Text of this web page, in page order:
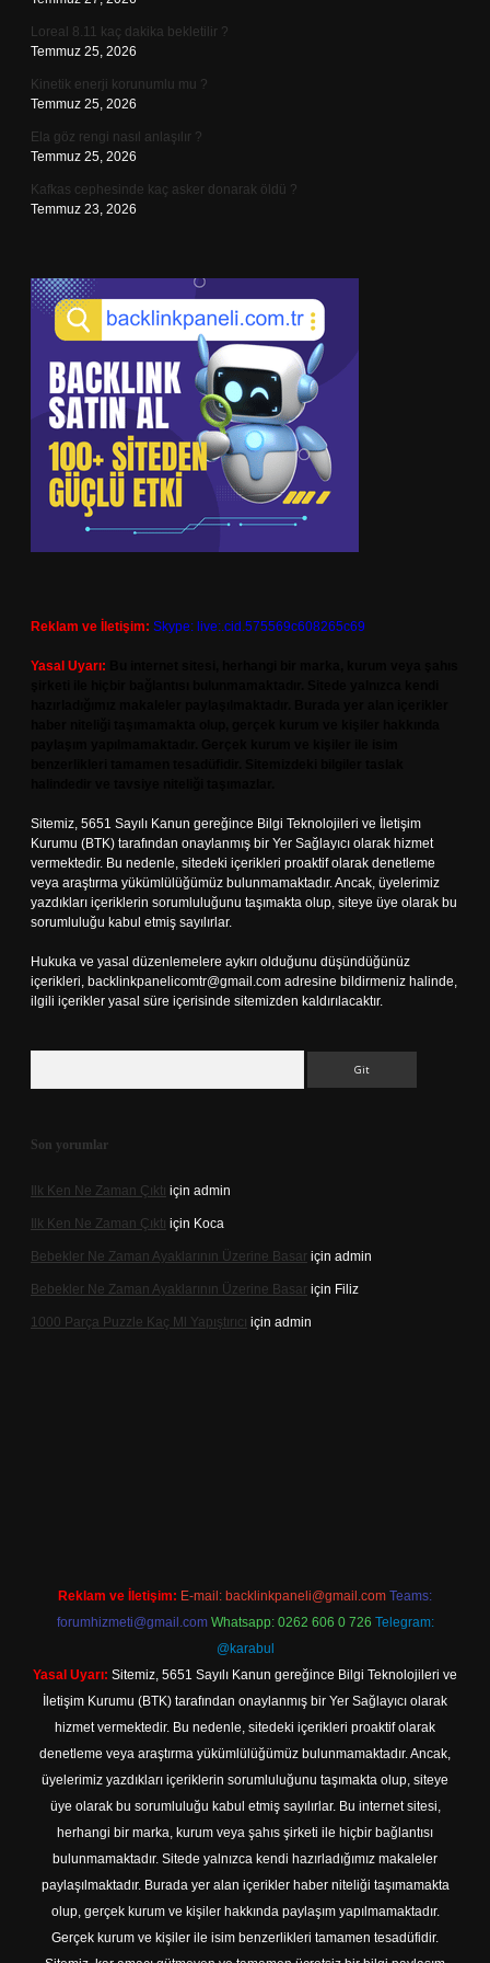
Loreal 8.11 kaç dakika bekletilir ?
Temmuz 25, 2026
Kinetik enerji korunumlu mu ?
Temmuz 25, 2026
Ela göz rengi nasıl anlaşılır ?
Temmuz 25, 2026
Kafkas cephesinde kaç asker donarak öldü ?
Temmuz 23, 2026
Reklam ve İletişim: Skype: live:.cid.575569c608265c69
Yasal Uyarı:
Sitemiz, 5651 Sayılı Kanun gereğince Bilgi Teknolojileri ve İletişim
Kurumu (BTK) tarafından onaylanmış bir Yer Sağlayıcı olarak hizmet
vermektedir. Bu nedenle, sitedeki içerikleri proaktif olarak denetleme
veya araştırma yükümlülüğümüz bulunmamaktadır. Ancak, üyelerimiz
yazdıkları içeriklerin sorumluluğunu taşımakta olup, siteye üye olarak bu
sorumluluğu kabul etmiş sayılırlar.
Hukuka ve yasal düzenlemelere aykırı olduğunu düşündüğünüz
içerikleri, backlinkpanelicomtr@gmail.com adresine bildirmeniz halinde,
ilgili içerikler yasal süre içerisinde sitemizden kaldırılacaktır.
Son yorumlar
Ilk Ken Ne Zaman Çıktı için admin
Ilk Ken Ne Zaman Çıktı için Koca
Bebekler Ne Zaman Ayaklarının Üzerine Basar için admin
Bebekler Ne Zaman Ayaklarının Üzerine Basar için Filiz
1000 Parça Puzzle Kaç Ml Yapıştırıcı için admin
Reklam ve İletişim: E-mail: backlinkpaneli@gmail.com Teams:
forumhizmeti@gmail.com Whatsapp: 0262 606 0 726 Telegram:
@karabul
Yasal Uyarı: Sitemiz, 5651 Sayılı Kanun gereğince Bilgi Teknolojileri ve
İletişim Kurumu (BTK) tarafından onaylanmış bir Yer Sağlayıcı olarak
hizmet vermektedir. Bu nedenle, sitedeki içerikleri proaktif olarak
denetleme veya araştırma yükümlülüğümüz bulunmamaktadır. Ancak,
üyelerimiz yazdıkları içeriklerin sorumluluğunu taşımakta olup, siteye
üye olarak bu sorumluluğu kabul etmiş sayılırlar. Bu internet sitesi,
herhangi bir marka, kurum veya şahıs şirketi ile hiçbir bağlantısı
bulunmamaktadır. Sitede yalnızca kendi hazırladığımız makaleler
paylaşılmaktadır. Burada yer alan içerikler haber niteliği taşımamakta
olup, gerçek kurum ve kişiler hakkında paylaşım yapılmamaktadır.
Gerçek kurum ve kişiler ile isim benzerlikleri tamamen tesadüfidir.